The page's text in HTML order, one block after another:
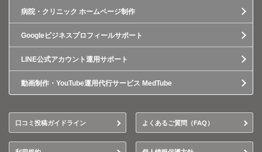
病院・クリニック ホームページ制作
Googleビジネスプロフィールサポート
LINE公式アカウント運用サポート
動画制作・YouTube運用代行サービス MedTube
口コミ投稿ガイドライン よくあるご質問（FAQ）